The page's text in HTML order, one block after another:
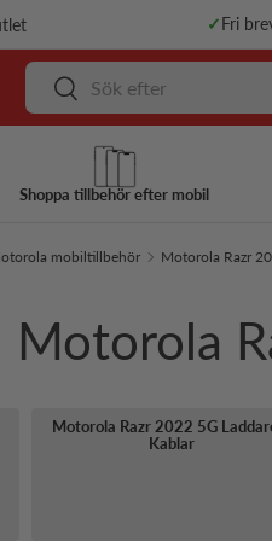
✓ Fri
Sök Sök
Shoppa tillbehör efter mobil
mobiltillbehör Motorola Razr
Motorola Razr 2022 5G
Kablar